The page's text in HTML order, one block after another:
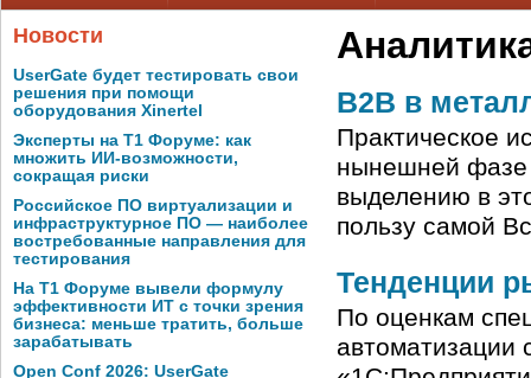
Новости
UserGate будет тестировать свои
решения при помощи
оборудования Xinertel
Эксперты на Т1 Форуме: как
множить ИИ-возможности,
сокращая риски
Российское ПО виртуализации и
инфраструктурное ПО — наиболее
востребованные направления для
тестирования
На Т1 Форуме вывели формулу
эффективности ИТ с точки зрения
бизнеса: меньше тратить, больше
зарабатывать
Open Conf 2026: UserGate
B2B в
Практическое
нынешней фазе
выделению в
пользу самой
Тенденции
По оценкам
автоматизации